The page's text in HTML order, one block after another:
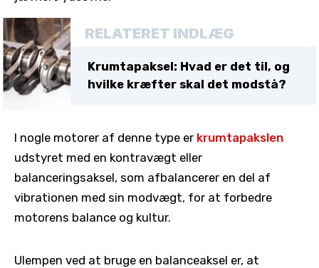
RELATERET INDLÆG
Krumtapaksel: Hvad er det til, og
hvilke kræfter skal det modstå?
I nogle motorer af denne type er krumtapakslen
udstyret med en kontravægt eller
balanceringsaksel, som afbalancerer en del af
vibrationen med sin modvægt, for at forbedre
motorens balance og kultur.
Ulempen ved at bruge en balanceaksel er, at